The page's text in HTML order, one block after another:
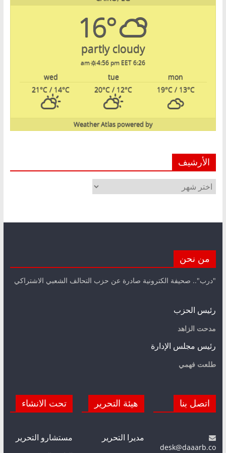
16°
partly cloudy
6:26 am
4:56 pm EET
mon
tue
wed
19°C/ 13°C
20°C / 12°C
21°C / 14°C
powered by
Weather Atlas
الأرشيف
الأرشيف
من نحن
"درب".. صحيفة الكترونية صادرة عن حزب التحالف الشعبي الاشتراكي
رئيس الحزب
مدحت الزاهد
رئيس مجلس الإدارة
طلعت فهمي
اتصل بنا
desk@daaarb.co
هيئة التحرير
مديرا التحرير
تحت الانشاء
مستشارو التحرير